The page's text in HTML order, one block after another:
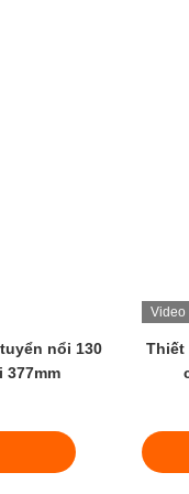
Máy xây dựng
Vibro thân thiện với
Nhận giá